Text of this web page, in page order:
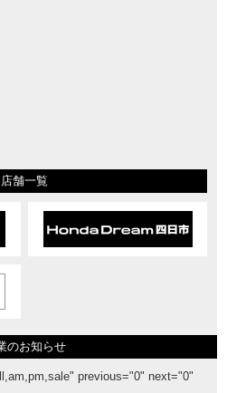
店舗一覧
のお知らせ
previous="0" next="0"